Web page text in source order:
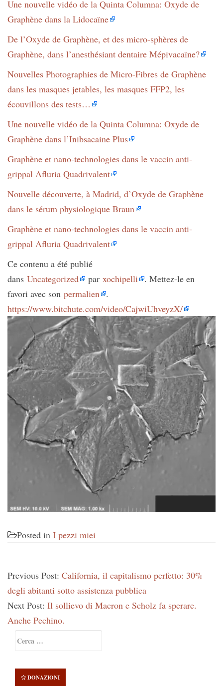
Une nouvelle vidéo de la Quinta Columna: Oxyde de
Graphène dans la Lidocaïne
De l’Oxyde de Graphène, et des micro-sphères de
Graphène, dans l’anesthésiant dentaire Mépivacaïne?
Nouvelles Photographies de Micro-Fibres de Graphène
dans les masques jetables, les masques FFP2, les
écouvillons des tests…
Une nouvelle vidéo de la Quinta Columna: Oxyde de
Graphène dans l’Inibsacaine Plus
Graphène et nano-technologies dans le vaccin anti-
grippal Afluria Quadrivalent
Nouvelle découverte, à Madrid, d’Oxyde de Graphène
dans le sérum physiologique Braun
Graphène et nano-technologies dans le vaccin anti-
grippal Afluria Quadrivalent
Ce contenu a été publié
dans Uncategorized par xochipelli
. Mettez-le en
favori avec son permalien
.
https://www.bitchute.com/video/CajwiUhveyzX/
Posted in I pezzi miei
Previous Post: California, il capitalismo perfetto: 30%
degli abitanti sotto assistenza pubblica
Next Post: Il sollievo di Macron e Scholz fa sperare.
Anche Pechino.
Sidebar
per:
DONAZIONI